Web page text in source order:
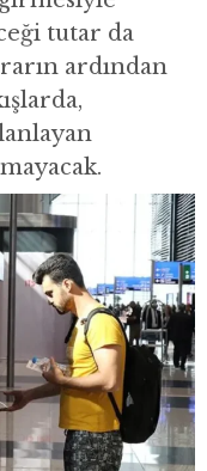
tutar da
ardından